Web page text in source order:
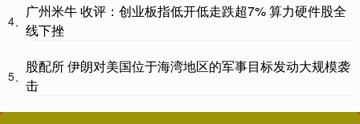
4、
广州米牛 收评：创业板指低开低走跌超7% 算力硬件股全
线下挫
5、
股配所 伊朗对美国位于海湾地区的军事目标发动大规模袭
击